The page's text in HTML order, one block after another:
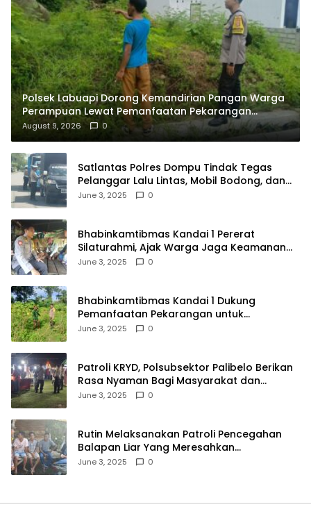
Polsek Labuapi Dorong Kemandirian Pangan Warga
Perampuan Lewat Pemanfaatan Pekarangan
Rumah
August 9, 2026 0
Satlantas Polres Dompu Tindak Tegas
Pelanggar Lalu Lintas, Mobil Bodong, dan
Kendaraan Tak Bayar Pajak
June 3, 2025 0
Bhabinkamtibmas Kandai 1 Pererat
Silaturahmi, Ajak Warga Jaga Keamanan
Lingkungan
June 3, 2025 0
Bhabinkamtibmas Kandai 1 Dukung
Pemanfaatan Pekarangan untuk
Ketahanan Pangan Menuju Indonesia Emas
June 3, 2025 0
Patroli KRYD, Polsubsektor Palibelo Berikan
Rasa Nyaman Bagi Masyarakat dan
Antisipasi Aksi Menjurus Premanisme
June 3, 2025 0
Rutin Melaksanakan Patroli Pencegahan
Balapan Liar Yang Meresahkan
Masyarakat, Polsek Soromandi
June 3, 2025 0